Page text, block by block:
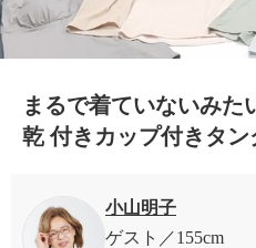
まるで着ていないみた
乾 付きカップ付きタン
小山明子
ゲスト
155cm